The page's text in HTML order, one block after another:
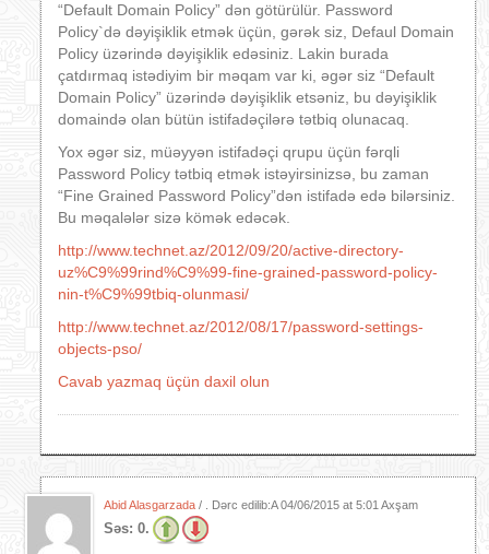
“Default Domain Policy” dən götürülür. Password
Policy`də dəyişiklik etmək üçün, gərək siz, Defaul Domain
Policy üzərində dəyişiklik edəsiniz. Lakin burada
çatdırmaq istədiyim bir məqam var ki, əgər siz “Default
Domain Policy” üzərində dəyişiklik etsəniz, bu dəyişiklik
domaində olan bütün istifadəçilərə tətbiq olunacaq.
Yox əgər siz, müəyyən istifadəçi qrupu üçün fərqli
Password Policy tətbiq etmək istəyirsinizsə, bu zaman
“Fine Grained Password Policy”dən istifadə edə bilərsiniz.
Bu məqalələr sizə kömək edəcək.
http://www.technet.az/2012/09/20/active-directory-
uz%C9%99rind%C9%99-fine-grained-password-policy-
nin-t%C9%99tbiq-olunmasi/
http://www.technet.az/2012/08/17/password-settings-
objects-pso/
Cavab yazmaq üçün daxil olun
Abid Alasgarzada / . Dərc edilib:A04/06/2015 at 5:01 Axşam
Səs: 0.